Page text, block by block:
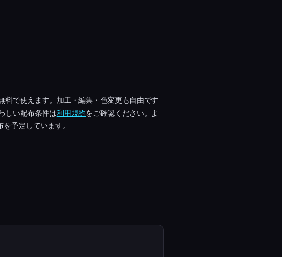
料で使えます。加工・編集・色変更も自由です
しい配布条件は利用規約をご確認ください。よ
予定しています。